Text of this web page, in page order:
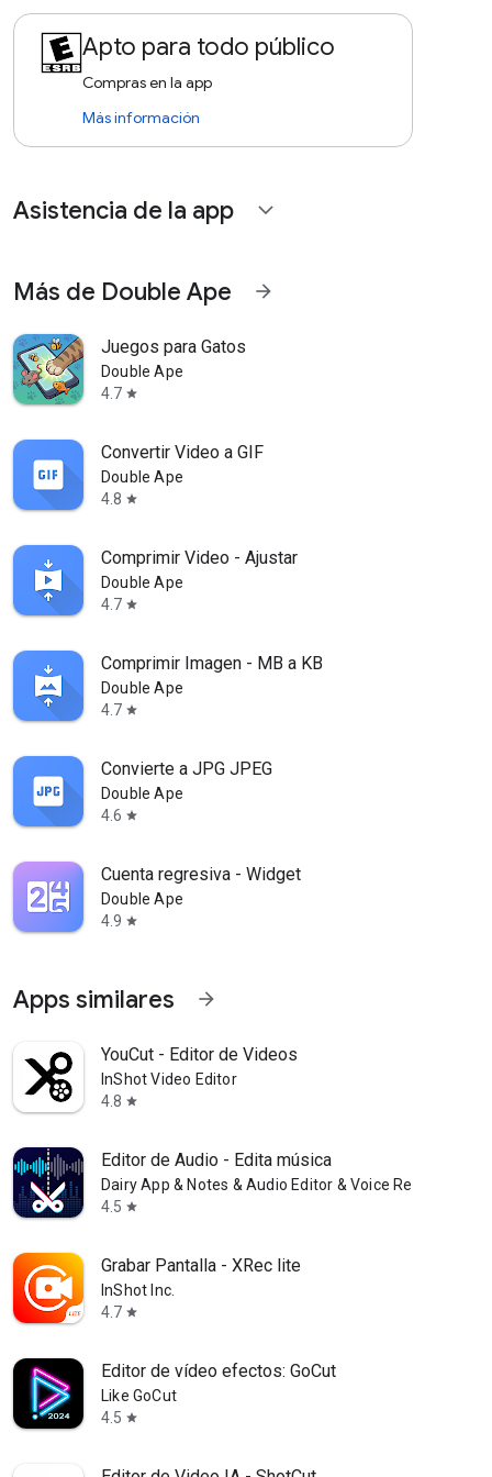
Apto para todo público
Compras en la app
Más información
Asistencia de la app expand_more
Más de Double Ape arrow_forward
Juegos para Gatos
Double Ape
4.7 star
Convertir Video a GIF
Double Ape
4.8 star
Comprimir Video - Ajustar
Double Ape
4.7 star
Comprimir Imagen - MB a KB
Double Ape
4.7 star
Convierte a JPG JPEG
Double Ape
4.6 star
Cuenta regresiva - Widget
Double Ape
4.9 star
Apps similares arrow_forward
YouCut - Editor de Videos
InShot Video Editor
4.8 star
Editor de Audio - Edita música
Dairy App & Notes & Audio Editor & Voice Recorder
4.5 star
Grabar Pantalla - XRec lite
InShot Inc.
4.7 star
Editor de vídeo efectos: GoCut
Like GoCut
4.5 star